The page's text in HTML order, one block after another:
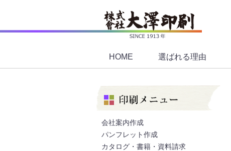
HOME 選ばれる理由
会社案内作成
パンフレット作成
カタログ・書籍・資料請求